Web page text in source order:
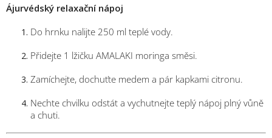
Ájurvédský relaxační nápoj
Do hrnku nalijte 250 ml teplé vody.
Přidejte 1 lžičku AMALAKI moringa směsi.
Zamíchejte, dochuťte medem a pár kapkami citronu.
Nechte chvilku odstát a vychutnejte teplý nápoj plný vůně
a chuti.